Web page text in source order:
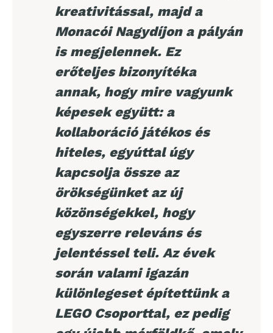
kreativitással, majd a
Monacói Nagydíjon a pályán
is megjelennek. Ez
erőteljes bizonyítéka
annak, hogy mire vagyunk
képesek együtt: a
kollaboráció játékos és
hiteles, egyúttal úgy
kapcsolja össze az
örökségünket az új
közönségekkel, hogy
egyszerre releváns és
jelentéssel teli. Az évek
során valami igazán
különlegeset építettünk a
LEGO Csoporttal, ez pedig